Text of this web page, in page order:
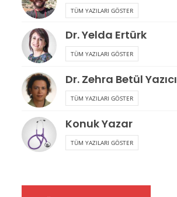
TÜM YAZILARI GÖSTER
Dr. Yelda Ertürk
TÜM YAZILARI GÖSTER
Dr. Zehra Betül Yazıcı
TÜM YAZILARI GÖSTER
Konuk Yazar
TÜM YAZILARI GÖSTER